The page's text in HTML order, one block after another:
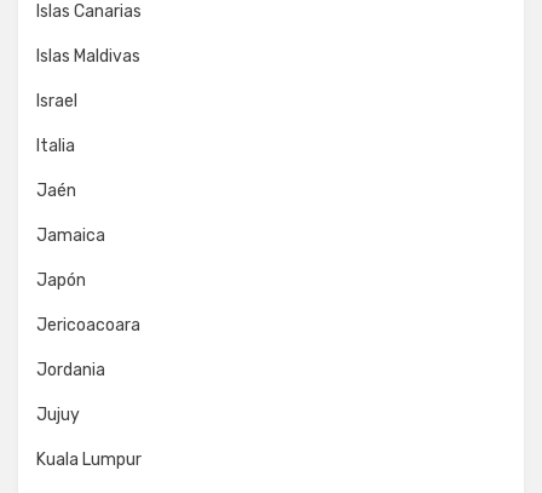
Islas Canarias
Islas Maldivas
Israel
Italia
Jaén
Jamaica
Japón
Jericoacoara
Jordania
Jujuy
Kuala Lumpur